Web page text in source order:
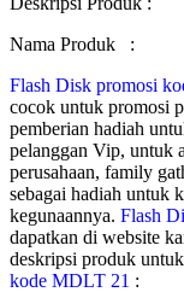
Nama Produk :
Flash Disk promosi
cocok untuk promosi
pemberian hadiah
pelanggan Vip, untuk
perusahaan, family
sebagai hadiah untuk
kegunaannya. Flash
dapatkan di website
deskripsi produk
kode MDLT 21 :